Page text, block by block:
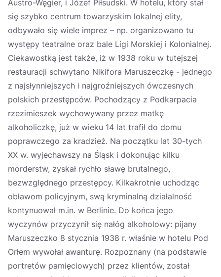
Austro-Węgier, i Józef Piłsudski. W hotelu, który stał
się szybko centrum towarzyskim lokalnej elity,
odbywało się wiele imprez – np. organizowano tu
występy teatralne oraz bale Ligi Morskiej i Kolonialnej.
Ciekawostką jest także, iż w 1938 roku w tutejszej
restauracji schwytano Nikifora Maruszeczkę - jednego
z najsłynniejszych i najgroźniejszych ówczesnych
polskich przestępców. Pochodzący z Podkarpacia
rzezimieszek wychowywany przez matkę
alkoholiczkę, już w wieku 14 lat trafił do domu
poprawczego za kradzież. Na początku lat 30-tych
XX w. wyjechawszy na Śląsk i dokonując kilku
morderstw, zyskał rychło sławę brutalnego,
bezwzględnego przestępcy. Kilkakrotnie uchodząc
obławom policyjnym, swą kryminalną działalność
kontynuował m.in. w Berlinie. Do końca jego
wyczynów przyczynił się nałóg alkoholowy: pijany
Maruszeczko 8 stycznia 1938 r. właśnie w hotelu Pod
Orłem wywołał awanturę. Rozpoznany (na podstawie
portretów pamięciowych) przez klientów, został